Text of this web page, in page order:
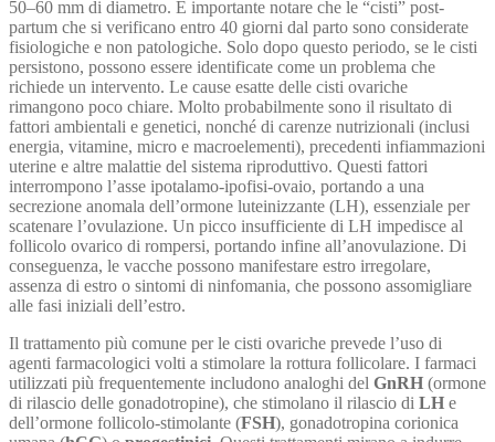
50–60 mm di diametro. È importante notare che le “cisti” post-
partum che si verificano entro 40 giorni dal parto sono considerate
fisiologiche e non patologiche. Solo dopo questo periodo, se le cisti
persistono, possono essere identificate come un problema che
richiede un intervento. Le cause esatte delle cisti ovariche
rimangono poco chiare. Molto probabilmente sono il risultato di
fattori ambientali e genetici, nonché di carenze nutrizionali (inclusi
energia, vitamine, micro e macroelementi), precedenti infiammazioni
uterine e altre malattie del sistema riproduttivo. Questi fattori
interrompono l’asse ipotalamo-ipofisi-ovaio, portando a una
secrezione anomala dell’ormone luteinizzante (LH), essenziale per
scatenare l’ovulazione. Un picco insufficiente di LH impedisce al
follicolo ovarico di rompersi, portando infine all’anovulazione. Di
conseguenza, le vacche possono manifestare estro irregolare,
assenza di estro o sintomi di ninfomania, che possono assomigliare
alle fasi iniziali dell’estro.
Il trattamento più comune per le cisti ovariche prevede l’uso di
agenti farmacologici volti a stimolare la rottura follicolare. I farmaci
utilizzati più frequentemente includono analoghi del GnRH (ormone
di rilascio delle gonadotropine), che stimolano il rilascio di LH e
dell’ormone follicolo-stimolante (FSH), gonadotropina corionica